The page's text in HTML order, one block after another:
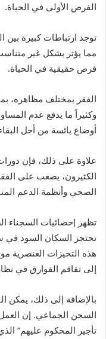
الفرص الأولى في الحياة.
توجد ارتباطات كبيرة
مما يؤثر بشكل غير
فرص حقيقية في الحياة.
الفقر بمختلف مظاهره،
وكثيراً ما يدفع عدم
أوضاع يائسة من أجل
علاوة على ذلك، فإن
الكثيرون، يصعب على
الصحي وأنظمة الدعم
تظهر إحصائيات السجناء
تحتجز السكان السود في
هذه التحيزات العنصرية
إلى تفاقم الفوارق في
بالإضافة إلى ذلك، يمكن
السجن الجماعي. إن